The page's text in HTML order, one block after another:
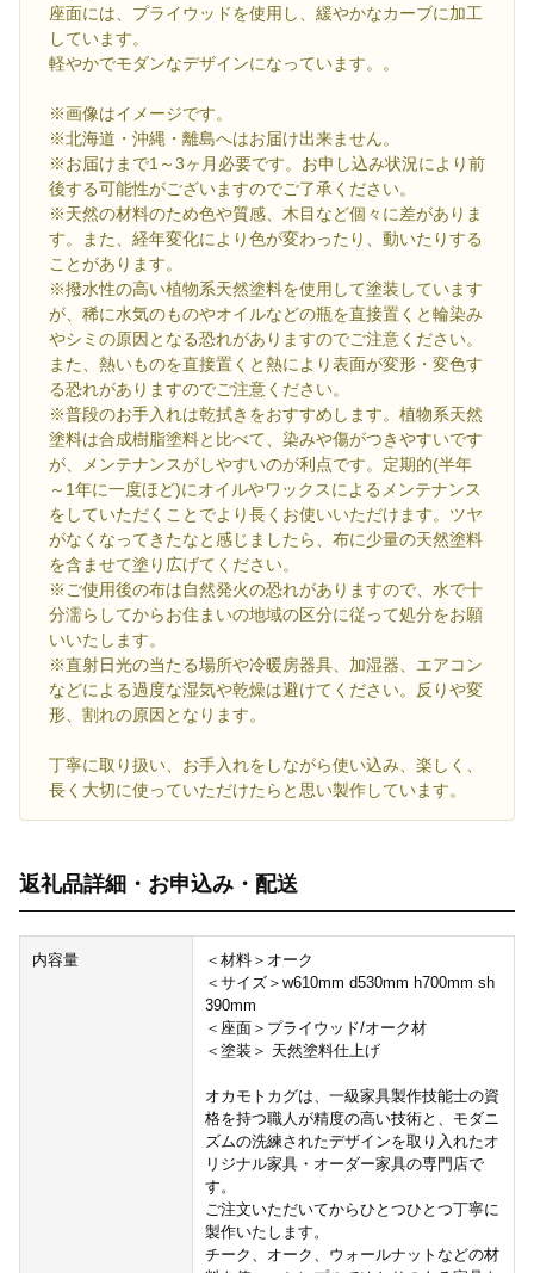
座面には、プライウッドを使用し、緩やかなカーブに加工
しています。
軽やかでモダンなデザインになっています。。
※画像はイメージです。
※北海道・沖縄・離島へはお届け出来ません。
※お届けまで1～3ヶ月必要です。お申し込み状況により前
後する可能性がございますのでご了承ください。
※天然の材料のため色や質感、木目など個々に差がありま
す。また、経年変化により色が変わったり、動いたりする
ことがあります。
※撥水性の高い植物系天然塗料を使用して塗装しています
が、稀に水気のものやオイルなどの瓶を直接置くと輪染み
やシミの原因となる恐れがありますのでご注意ください。
また、熱いものを直接置くと熱により表面が変形・変色す
る恐れがありますのでご注意ください。
※普段のお手入れは乾拭きをおすすめします。植物系天然
塗料は合成樹脂塗料と比べて、染みや傷がつきやすいです
が、メンテナンスがしやすいのが利点です。定期的(半年
～1年に一度ほど)にオイルやワックスによるメンテナンス
をしていただくことでより長くお使いいただけます。ツヤ
がなくなってきたなと感じましたら、布に少量の天然塗料
を含ませて塗り広げてください。
※ご使用後の布は自然発火の恐れがありますので、水で十
分濡らしてからお住まいの地域の区分に従って処分をお願
いいたします。
※直射日光の当たる場所や冷暖房器具、加湿器、エアコン
などによる過度な湿気や乾燥は避けてください。反りや変
形、割れの原因となります。
丁寧に取り扱い、お手入れをしながら使い込み、楽しく、
長く大切に使っていただけたらと思い製作しています。
返礼品詳細・お申込み・配送
内容量
＜材料＞オーク
＜サイズ＞w610mm d530mm h700mm sh
390mm
＜座面＞プライウッド/オーク材
＜塗装＞ 天然塗料仕上げ
オカモトカグは、一級家具製作技能士の資
格を持つ職人が精度の高い技術と、モダニ
ズムの洗練されたデザインを取り入れたオ
リジナル家具・オーダー家具の専門店で
す。
ご注文いただいてからひとつひとつ丁寧に
製作いたします。
チーク、オーク、ウォールナットなどの材